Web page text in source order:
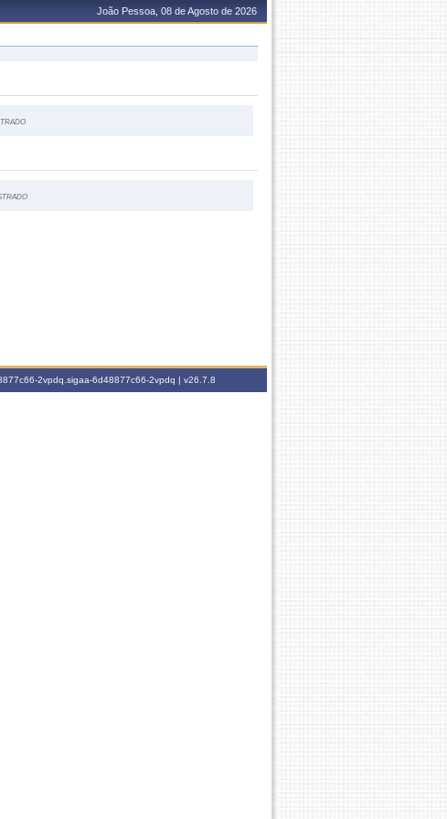
João Pessoa, 08 de Agosto de 2026
2vpdq.sigaa-6d48877c66-2vpdq | v26.7.8